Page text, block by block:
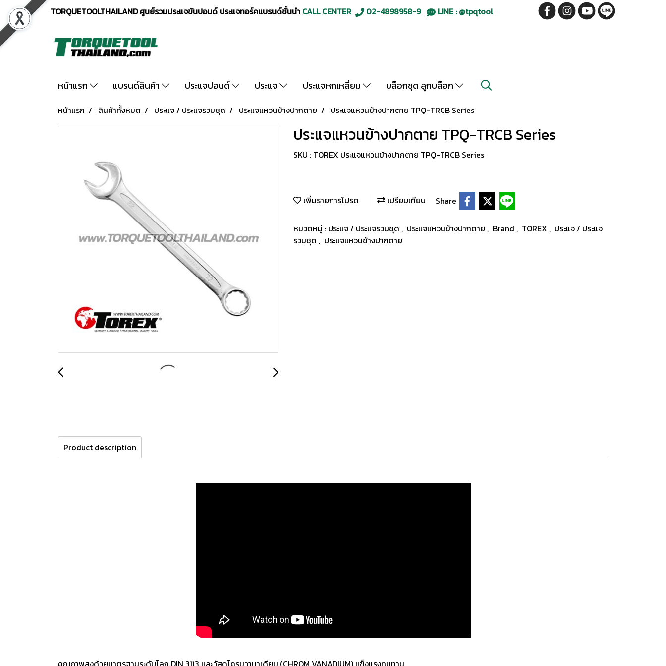
TORQUETOOLTHAILAND ศูนย์รวมประแจขันปอนด์ ประแจทอร์คแบรนด์ชั้นนำ CALL CENTER 02-4898958-9 LINE : @tpqtool
หน้าแรก แบรนด์สินค้า ประแจปอนด์ ประแจ ประแจหกเหลี่ยม บล็อกชุด ลูกบล็อก
หน้าแรก สินค้าทั้งหมด ประแจ / ประแจรวมชุด ประแจแหวนข้างปากตาย ประแจแหวนข้างปากตาย TPQ-TRCB Series
ประแจแหวนข้างปากตาย TPQ-TRCB Series
SKU : TOREX ประแจแหวนข้างปากตาย TPQ-TRCB Series
เพิ่มรายการโปรด เปรียบเทียบ Share
หมวดหมู่ : ประแจ / ประแจรวมชุด , ประแจแหวนข้างปากตาย , Brand , TOREX , ประแจ / ประแจ
รวมชุด , ประแจแหวนข้างปากตาย
Product description
คุณภาพสูงด้วยมาตรฐานระดับโลก DIN 3113 และวัสดุโครมวานาเดียม (CHROM VANADIUM) แข็งแรงทนทาน